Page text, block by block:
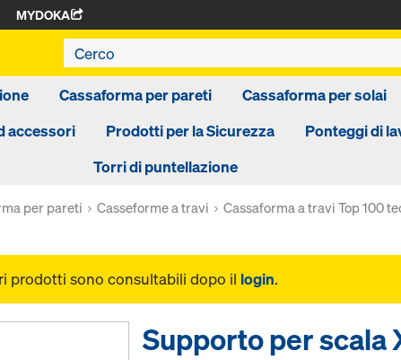
MYDOKA
Cassaforma per pareti
Cassaforma per solai
accessori
Prodotti per la Sicurezza
Ponteggi di
Torri di puntellazione
per pareti Casseforme a travi Cassaforma a travi Top 100
prodotti sono consultabili dopo il login.
Supporto per scala